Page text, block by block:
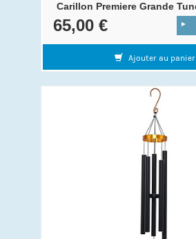
65,00 €
Ajouter au panier